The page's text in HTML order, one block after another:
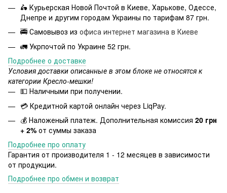
🛵 Курьерская Новой Почтой в Киеве, Харькове, Одессе,
Днепре и другим городам Украины по тарифам 87 грн.
🚎 Самовывоз из офиса интернет магазина в Киеве
🚛 Укрпочтой по Украине 52 грн.
Подробнее о доставке
Условия доставки описанные в этом блоке не относятся к
категории Кресло-мешки!
💵 Наличными при получении.
💳 Кредитной картой онлайн через LiqPay.
💰 Наложеный платеж. Дополнительная комиссия 20 грн
+ 2% от суммы заказа
Подробнее про оплату
Гарантия от производителя 1 - 12 месяцев в зависимости
от продукции.
Подробнее про обмен и возврат